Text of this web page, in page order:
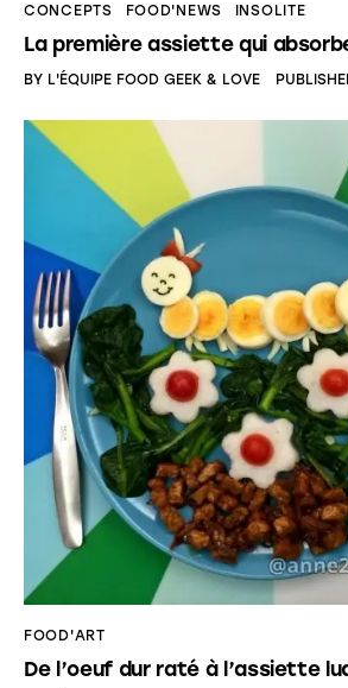
Food’Life
CONCEPTS FOOD'NEWS INSOLITE
La première assiette qui
BY L'ÉQUIPE FOOD GEEK & LOVE
FOOD'ART
De l’oeuf dur raté à l’assiette